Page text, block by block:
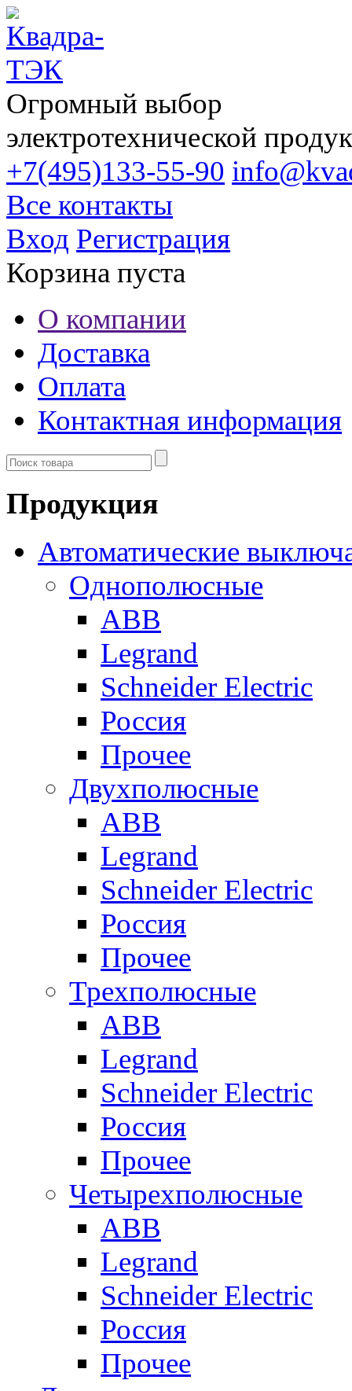
Огромный выбор
электротехнической
+7(495)133-55-90
Все контакты
Вход Регистрация
Корзина пуста
О компании
Доставка
Оплата
Контактная информация
Продукция
Автоматические
Однополюсные
ABB
Legrand
Schneider Electric
Россия
Прочее
Двухполюсные
ABB
Legrand
Schneider Electric
Россия
Прочее
Трехполюсные
ABB
Legrand
Schneider Electric
Россия
Прочее
Четырехполюсные
ABB
Legrand
Schneider Electric
Россия
Прочее